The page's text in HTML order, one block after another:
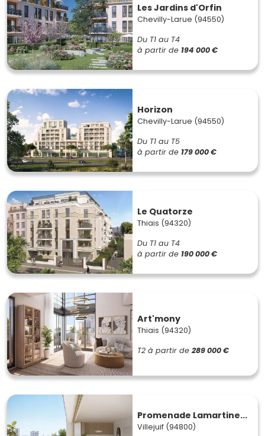
Les Jardins d'Orfin
Chevilly-Larue (94550)
Du T1 au T4
à partir de 194 000 €
Horizon
Chevilly-Larue (94550)
Du T1 au T5
à partir de 179 000 €
Le Quatorze
Thiais (94320)
Du T1 au T4
à partir de 190 000 €
Art'mony
Thiais (94320)
T2 à partir de 289 000 €
Promenade Lamartine...
Villejuif (94800)